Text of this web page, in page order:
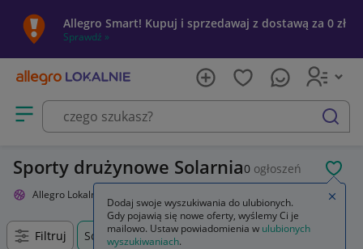
Allegro Smart! Kupuj i sprzedawaj z dostawą za 0 zł
Sprawdź »
Otwórz menu z kategoriami
szukaj
Sporty drużynowe Solarnia0 ogłoszeń
Allegro Lokalnie
Filtruj Solarnia, Opolskie, +0 km
Dodaj swoje wyszukiwania do ulubionych.
Gdy pojawią się nowe oferty, wyślemy Ci je
mailowo. Ustaw powiadomienia w ulubionych
wyszukiwaniach.